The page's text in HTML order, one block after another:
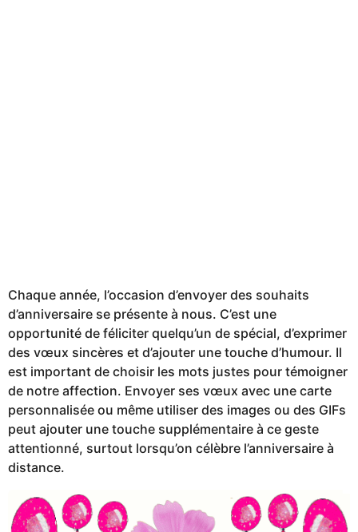
Chaque année, l’occasion d’envoyer des souhaits
d’anniversaire se présente à nous. C’est une
opportunité de féliciter quelqu’un de spécial, d’exprimer
des vœux sincères et d’ajouter une touche d’humour. Il
est important de choisir les mots justes pour témoigner
de notre affection. Envoyer ses vœux avec une carte
personnalisée ou même utiliser des images ou des GIFs
peut ajouter une touche supplémentaire à ce geste
attentionné, surtout lorsqu’on célèbre l’anniversaire à
distance.